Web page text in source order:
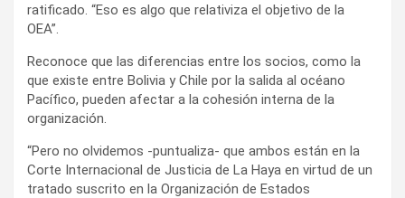
ratificado. “Eso es algo que relativiza el objetivo de la
OEA”.
Reconoce que las diferencias entre los socios, como la
que existe entre Bolivia y Chile por la salida al océano
Pacífico, pueden afectar a la cohesión interna de la
organización.
“Pero no olvidemos -puntualiza- que ambos están en la
Corte Internacional de Justicia de La Haya en virtud de un
tratado suscrito en la Organización de Estados